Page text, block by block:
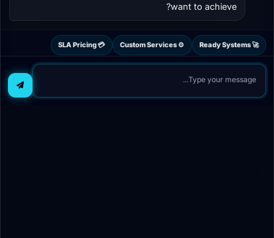
أغلب المبادرات الرقمية تفشل لأنها تبدأ بقفزة كبيرة جداً. التنفيذ
want to achieve?
🚀 Ready Systems
⚙️ Custom Services
💳 SLA Pricing